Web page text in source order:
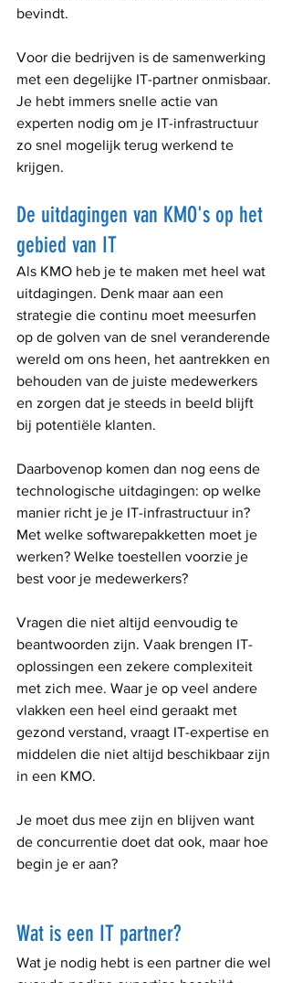
bevindt.
Voor die bedrijven is de samenwerking
met een degelijke IT-partner onmisbaar.
Je hebt immers snelle actie van
experten nodig om je IT-infrastructuur
zo snel mogelijk terug werkend te
krijgen.
De uitdagingen van KMO's op het
gebied van IT
Als KMO heb je te maken met heel wat
uitdagingen. Denk maar aan een
strategie die continu moet meesurfen
op de golven van de snel veranderende
wereld om ons heen, het aantrekken en
behouden van de juiste medewerkers
en zorgen dat je steeds in beeld blijft
bij potentiële klanten.
Daarbovenop komen dan nog eens de
technologische uitdagingen: op welke
manier richt je je IT-infrastructuur in?
Met welke softwarepakketten moet je
werken? Welke toestellen voorzie je
best voor je medewerkers?
Vragen die niet altijd eenvoudig te
beantwoorden zijn. Vaak brengen IT-
oplossingen een zekere complexiteit
met zich mee. Waar je op veel andere
vlakken een heel eind geraakt met
gezond verstand, vraagt IT-expertise en
middelen die niet altijd beschikbaar zijn
in een KMO.
Je moet dus mee zijn en blijven want
de concurrentie doet dat ook, maar hoe
begin je er aan?
Wat is een IT partner?
Wat je nodig hebt is een partner die wel